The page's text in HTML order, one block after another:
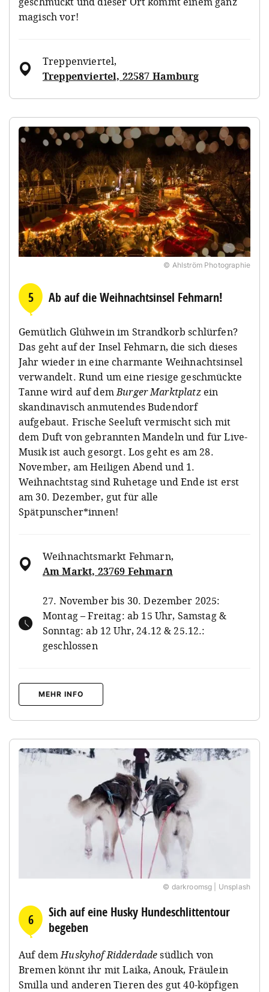
magisch vor!
Treppenviertel,
Treppenviertel, 22587 Hamburg
© Ahlström Photographie
5 Ab auf die Weihnachtsinsel Fehmarn!
Gemütlich Glühwein im Strandkorb schlürfen?
Das geht auf der Insel Fehmarn, die sich dieses
Jahr wieder in eine charmante Weihnachtsinsel
verwandelt. Rund um eine riesige geschmückte
Tanne wird auf demBurger Marktplatzein
skandinavisch anmutendes Budendorf
aufgebaut. Frische Seeluft vermischt sich mit
dem Duft von gebrannten Mandeln und für Live-
Musik ist auch gesorgt. Los geht es am 28.
November, am Heiligen Abend und 1.
Weihnachtstag sind Ruhetage und Ende ist erst
am 30. Dezember, gut für alle
Spätpunscher*innen!
Weihnachtsmarkt Fehmarn,
Am Markt, 23769 Fehmarn
27. November bis 30. Dezember 2025:
Montag – Freitag: ab 15 Uhr, Samstag &
Sonntag: ab 12 Uhr, 24.12 & 25.12.:
geschlossen
MEHR INFO
© darkroomsg | Unsplash
6
Sich auf eine Husky Hundeschlittentour
begeben
Auf demHuskyhof Ridderdadesüdlich von
Bremen könnt ihr mit Laika, Anouk, Fräulein
Smilla und anderen Tieren des gut 40-köpfigen